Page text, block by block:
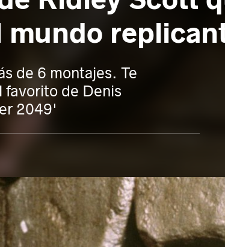
mundo
de 6 montajes. Te
favorito de Denis
2049'